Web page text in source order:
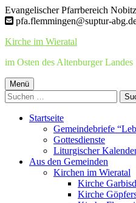
Springe
zum
Evangelischer Pfarrbereich
pfa.flemmingen@suptur-
Kirche im Wieratal
im Osten des Altenburger Landes
Primäres
Menü
Menü
Suchen
nach:
Startseite
Gemeindebriefe
Gottesdienste
Liturgischer
Aus den Gemeinden
Kirchen im Wieratal
Kirche
Kirche